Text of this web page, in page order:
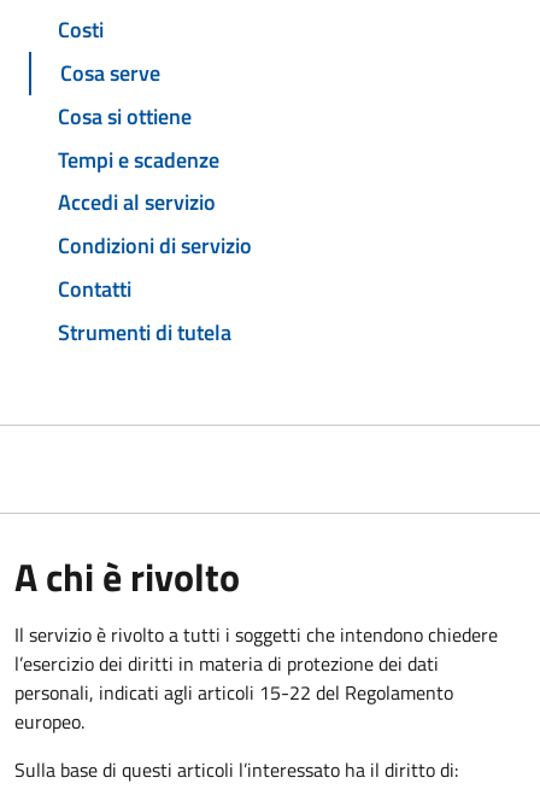
Costi
Cosa serve
Cosa si ottiene
Tempi e scadenze
Accedi al servizio
Condizioni di servizio
Contatti
Strumenti di tutela
A chi è rivolto
Il servizio è rivolto a tutti i soggetti che intendono chiedere
l’esercizio dei diritti in materia di protezione dei dati
personali, indicati agli articoli 15-22 del Regolamento
europeo.
Sulla base di questi articoli l’interessato ha il diritto di: